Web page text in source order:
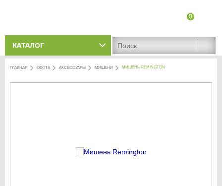
0
КАТАЛОГ
ГЛАВНАЯ ОХОТА АКСЕССУАРЫ МИШЕНИ МИШЕНЬ REMINGTON